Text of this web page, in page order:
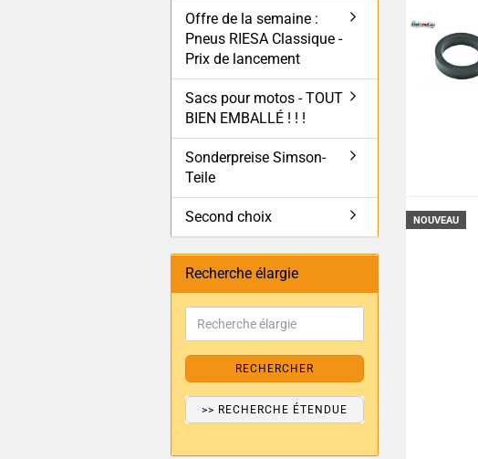
NOUVEAU
Offre de la semaine :
Pneus RIESA Classique -
Prix de lancement
Sacs pour motos - TOUT
BIEN EMBALLÉ ! ! !
Sonderpreise Simson-
Teile
Second choix
Recherche élargie
RECHERCHER
>> RECHERCHE ÉTENDUE